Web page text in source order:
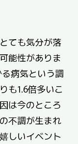
ても気分が落
能性がありま
病気という調
も1.6倍多いこ
は今のところ
不調が生まれ
しいイベント